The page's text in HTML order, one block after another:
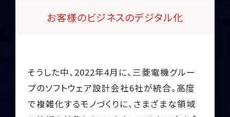
お客様のビジネスのデジタル化
そうした中、2022年4月に、 三菱電機グルー
プのソフトウェア設計会社6社が統合。 高度
で複雑化するモノづくりに、 さまざまな領域